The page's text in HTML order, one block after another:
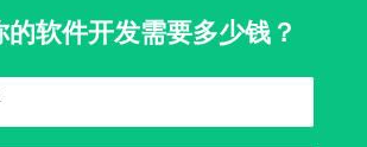
的软件开发需要多少钱？